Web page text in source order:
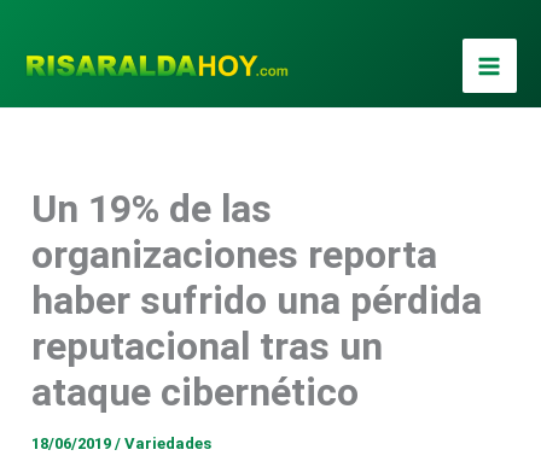
contenido
Un 19% de las
organizaciones reporta
haber sufrido una pérdida
reputacional tras un
ataque cibernético
18/06/2019/Variedades